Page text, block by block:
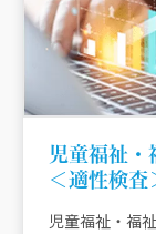
児童福祉・
＜適性検
児童福祉・福